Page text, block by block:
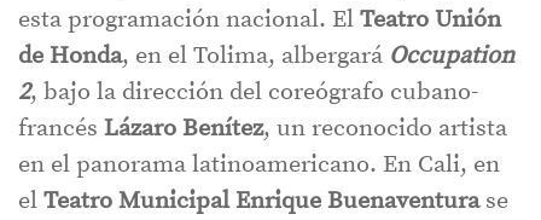
esta programación nacional. El Teatro Unión
de Honda, en el Tolima, albergará Occupation
2, bajo la dirección del coreógrafo cubano-
francés Lázaro Benítez, un reconocido artista
en el panorama latinoamericano. En Cali, en
el Teatro Municipal Enrique Buenaventurase